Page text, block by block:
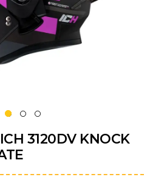
3120DV KNOCK